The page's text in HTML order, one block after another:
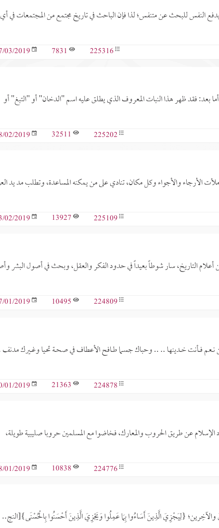
النفس للبحث عن متنفس؛ لذا فإن الباحث في تاريخ مجتمع من المجتمعات في أي
225316
7831
03/2019
بعد: فقد ظهر هذا النبات المعروف الذي يطلق عليه اسم "الدخان" أو "التبغ" أو
225202
32511
02/2019
الأرجاء والأجواء وكل مكان، تنادي على من يمكنه المساعدة، وتطلب مد يد
225109
13927
02/2019
أعلام التاريخ، سار شوطاً بعيداً في حدود الفكر والعقل، وبحث في أصول البشر
224809
10495
01/2019
نــعم فـــأنت خــدينها .. .. وحباك جســما طــافح الأعطاف في صحــة تحـيا وغــيرك
224878
21363
01/2019
الإسلام عن طريق الحروب والمعارك، فخاضوا مع المسلمين حروبا صليبية طويلة،
224776
10838
01/2019
والآخِرين؛ {لِيَجْزِيَ الَّذِينَ أَسَاءُوا بِمَا عَمِلُوا وَيَجْزِيَ الَّذِينَ أَحْسَنُوا بِالْحُسْنَى}[النج..